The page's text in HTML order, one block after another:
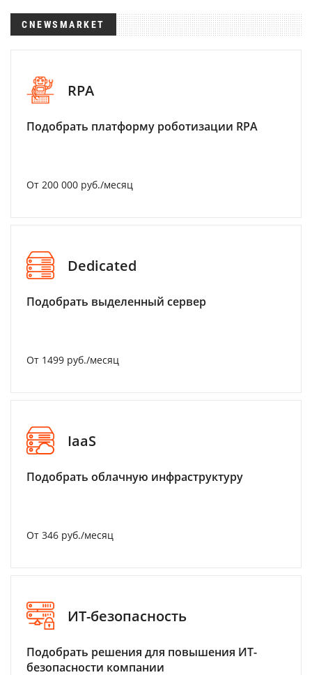
CNEWSMARKET
RPA
Подобрать платформу роботизации RPA
От 200 000 руб./месяц
Dedicated
Подобрать выделенный сервер
От 1499 руб./месяц
IaaS
Подобрать облачную инфраструктуру
От 346 руб./месяц
ИТ-безопасность
Подобрать решения для повышения ИТ-
безопасности компании